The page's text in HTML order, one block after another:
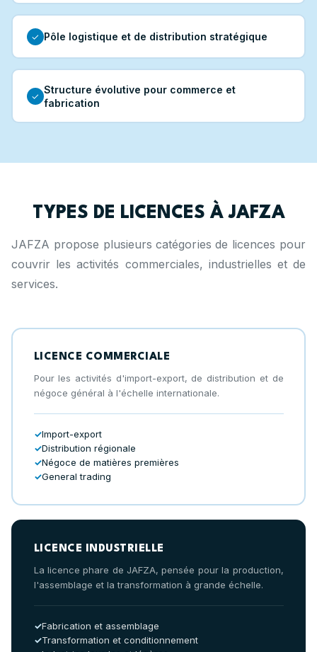
✓ Pôle logistique et de distribution stratégique
✓
Structure évolutive pour commerce et
fabrication
TYPES DE LICENCES À JAFZA
JAFZA propose plusieurs catégories de licences pour
couvrir les activités commerciales, industrielles et de
services.
LICENCE COMMERCIALE
Pour les activités d'import-export, de distribution et de
négoce général à l'échelle internationale.
Import-export
Distribution régionale
Négoce de matières premières
General trading
LICENCE INDUSTRIELLE
La licence phare de JAFZA, pensée pour la production,
l'assemblage et la transformation à grande échelle.
Fabrication et assemblage
Transformation et conditionnement